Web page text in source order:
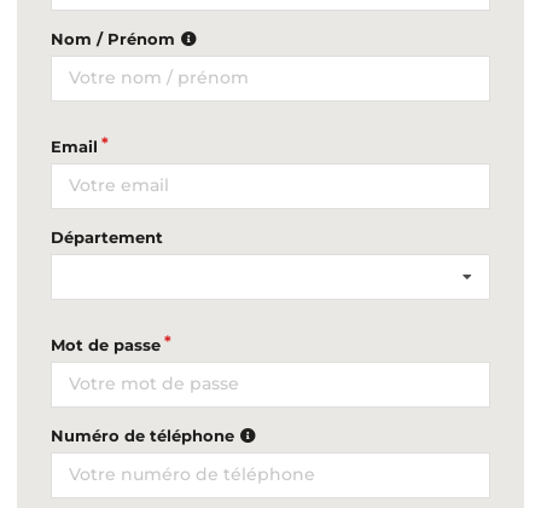
Nom / Prénom
Email
Département
Mot de passe
Numéro de téléphone